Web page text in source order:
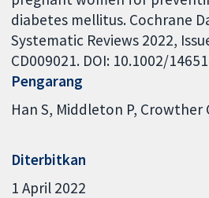
diabetes mellitus. Cochrane
Systematic Reviews 2022,
CD009021. DOI: 10.1002/
Pengarang
Han S Middleton P Crowther
Diterbitkan
1 April 2022